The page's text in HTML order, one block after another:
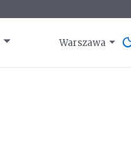
Warszawa